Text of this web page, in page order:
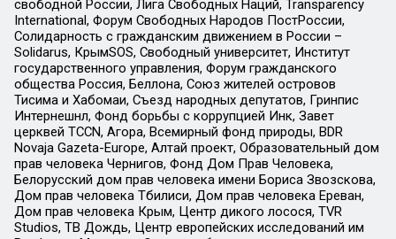
свободной России, Лига Свободных Наций, Transparеncy
International, Форум Свободных Народов ПостРоссии,
Солидарность с гражданским движением в России –
Solidarus, КрымSOS, Свободный университет, Институт
государственного управления, Форум гражданского
общества Россия, Беллона, Союз жителей островов
Тисима и Хабомаи, Съезд народных депутатов, Гринпис
Интернешнл, Фонд борьбы с коррупцией Инк, Завет
церквей TCCN, Агора, Всемирный фонд природы, BDR
Novaja Gazeta-Europe, Алтай проект, Образовательный дом
прав человека Чернигов, Фонд Дом Прав Человека,
Белорусский дом прав человека имени Бориса Звозскова,
Дом прав человека Тбилиси, Дом прав человека Ереван,
Дом прав человека Крым, Центр дикого лосося, TVR
Studios, ТВ Дождь, Центр европейских исследований им